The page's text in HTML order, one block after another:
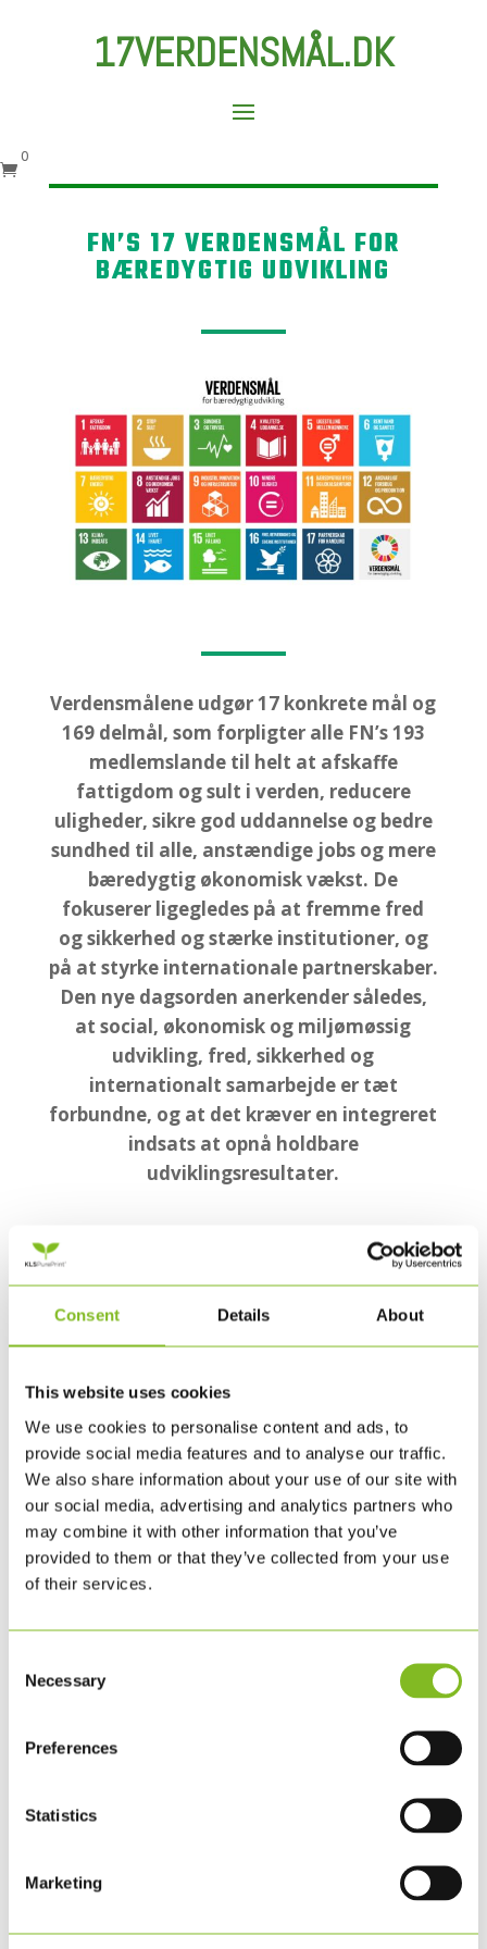
Consent Details About
This website uses cookies
We use cookies to personalise content and ads, to
provide social media features and to analyse our traffic.
We also share information about your use of our site with
our social media, advertising and analytics partners who
may combine it with other information that you’ve
provided to them or that they’ve collected from your use
of their services.
Selection
Necessary
Preferences
Statistics
Marketing
17VERDENSMÅL.DK

0
FN’S 17 VERDENSMÅL FOR
BÆREDYGTIG UDVIKLING
Verdensmålene udgør 17 konkrete mål og
169 delmål, som forpligter alle FN’s 193
medlemslande til helt at afskaffe
fattigdom og sult i verden, reducere
uligheder, sikre god uddannelse og bedre
sundhed til alle, anstændige jobs og mere
bæredygtig økonomisk vækst. De
fokuserer ligegledes på at fremme fred
og sikkerhed og stærke institutioner, og
på at styrke internationale partnerskaber.
Den nye dagsorden anerkender således,
at social, økonomisk og miljømøssig
udvikling, fred, sikkerhed og
internationalt samarbejde er tæt
forbundne, og at det kræver en integreret
indsats at opnå holdbare
udviklingsresultater.
BESTIL HER
VIL DU VIDE MERE?
På følgende sider kan du læse meget
mere om hvad FN’s Verdensmål
indeholder
VERDENS BEDSTE NYHEDER
FN’S INTERNATIONALE SIDE OM